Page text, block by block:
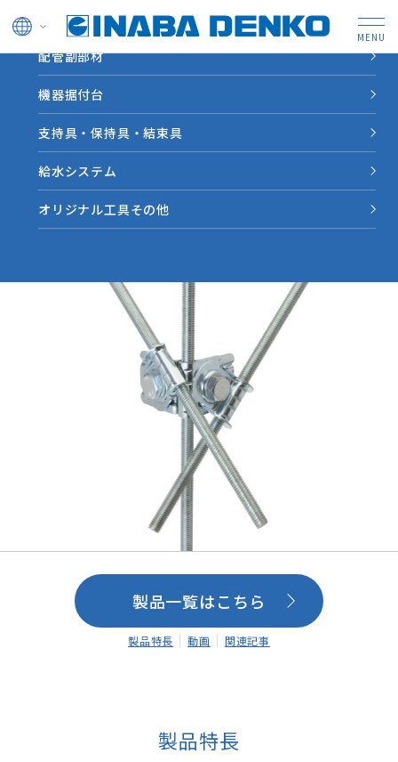
ドレン管
配管副部材
機器据付台
支持具・保持具・結束具
給水システム
オリジナル工具その他
HOME 製品情報 振れ止め金具
振れ止め金具
機器の揺れを抑制し、機器の落下や配管の断裂などを防止す
るための金具です。
製品一覧はこちら
製品特長 動画 関連記事
製品特長